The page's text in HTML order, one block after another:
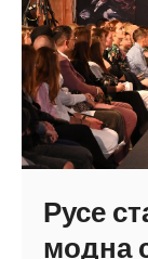
и
Русе
модна